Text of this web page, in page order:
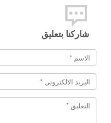
شاركنا بتعليق